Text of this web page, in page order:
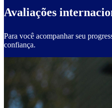
Avaliações
Para você acompanhar seu
confiança.